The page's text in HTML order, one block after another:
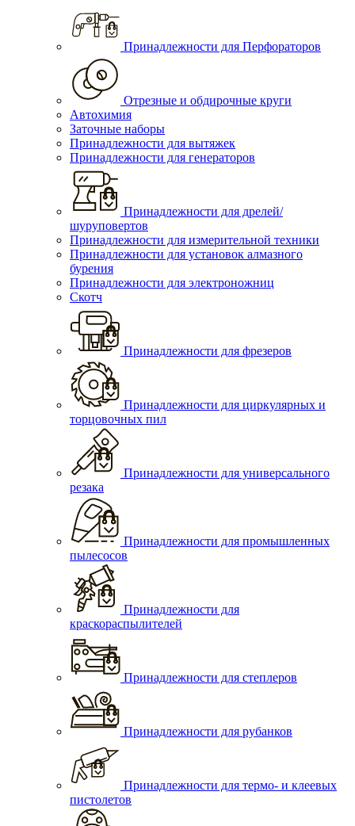
Принадлежности для Перфораторов
Отрезные и обдирочные круги
Автохимия
Заточные наборы
Принадлежности для вытяжек
Принадлежности для генераторов
Принадлежности для дрелей/
шуруповертов
Принадлежности для измерительной техники
Принадлежности для установок алмазного
бурения
Принадлежности для электроножниц
Скотч
Принадлежности для фрезеров
Принадлежности для циркулярных и
торцовочных пил
Принадлежности для универсального
резака
Принадлежности для промышленных
пылесосов
Принадлежности для
краскораспылителей
Принадлежности для степлеров
Принадлежности для рубанков
Принадлежности для термо- и клеевых
пистолетов